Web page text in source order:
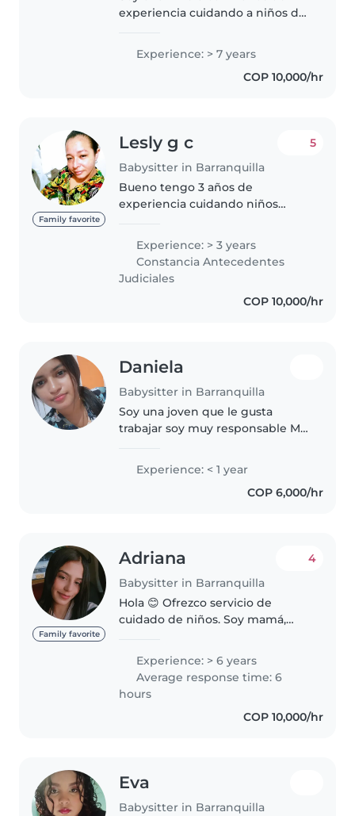
experiencia cuidando a niños de
hasta de primaria. Soy
responsable, creativa y muy
paciente. Disfruto mucho de
Experience: > 7 years
COP 10,000/hr
Family favorite
Lesly g c
Babysitter in Barranquilla
5
Bueno tengo 3 años de
experiencia cuidando niños
cuidar de sus hijos si necesitas
alguna referencia puedes
comunicarte conmigo q con
gusto te las doy ojala..
Experience: > 3 years
Constancia Antecedentes
Judiciales
COP 10,000/hr
Daniela
Babysitter in Barranquilla
Soy una joven que le gusta
trabajar soy muy responsable Me
mucho los niños , jugar con ellos,
atenderlos , me gusta poner
todo de mi parte para..
Experience: < 1 year
COP 6,000/hr
Family favorite
Adriana
Babysitter in Barranquilla
4
Hola 😊 Ofrezco servicio de
cuidado de niños. Soy mamá,
comprometida con brindar un
ambiente seguro, tranquilo y con
respeto, donde los niños se
sientan en..
Experience: > 6 years
Average response time: 6
hours
COP 10,000/hr
Eva
Babysitter in Barranquilla